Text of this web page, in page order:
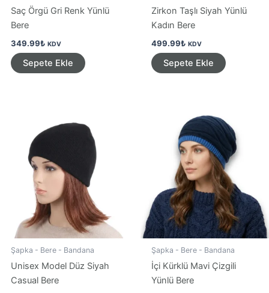
Saç Örgü Gri Renk Yünlü
Bere
349.99₺ KDV
Sepete Ekle
Zirkon Taşlı Siyah Yünlü
Kadın Bere
499.99₺ KDV
Sepete Ekle
Şapka - Bere - Bandana
Unisex Model Düz Siyah
Casual Bere
Şapka - Bere - Bandana
İçi Kürklü Mavi Çizgili
Yünlü Bere